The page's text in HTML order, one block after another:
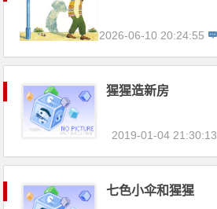
2026-06-10 20:24:55
猩猩造新房
2019-01-04 21:30:13
七色小伞和猩猩